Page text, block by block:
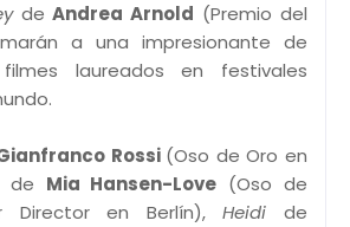
de Andrea Arnold (Premio del
a una impresionante de
laureados en festivales
Rossi (Oso de Oro en
Mia Hansen-Love (Oso de
Director en Berlín),Heidi de